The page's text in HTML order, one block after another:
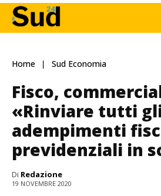
Home Sud Economia
Fisco,
«Rinviare tutti
adempimenti
previdenziali in
Di Redazione
19 NOVEMBRE 2020